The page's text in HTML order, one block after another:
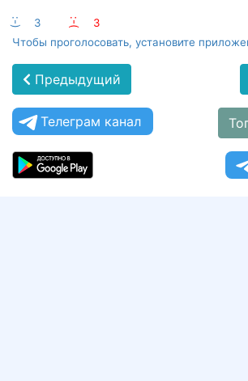
:-) 3 :-(
3
Чтобы проголосовать, установите
Предыдущий
Телеграм канал